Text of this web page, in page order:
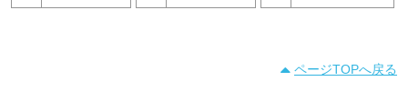
ページTOPへ戻る